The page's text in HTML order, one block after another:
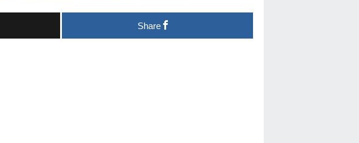
Share